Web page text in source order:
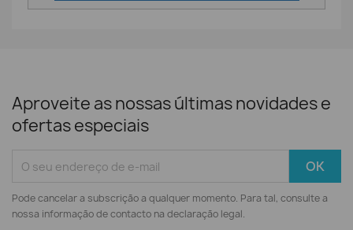
Aproveite as nossas últimas novidades e
ofertas especiais
Pode cancelar a subscrição a qualquer momento. Para tal, consulte a
nossa informação de contacto na declaração legal.